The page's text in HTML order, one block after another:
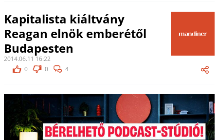
Kapitalista kiáltvány
Reagan elnök emberétől
Budapesten
2014.06.11 16:22
0
0 4